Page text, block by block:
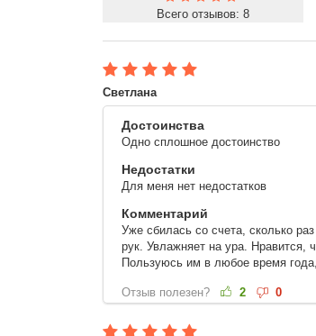
Всего отзывов: 8
Светлана
Достоинства
Одно сплошное достоинство
Недостатки
Для меня нет недостатков
Комментарий
Уже сбилась со счета, сколько
рук. Увлажняет на ура. Нравится,
Пользуюсь им в любое время
Отзыв полезен? 2 0